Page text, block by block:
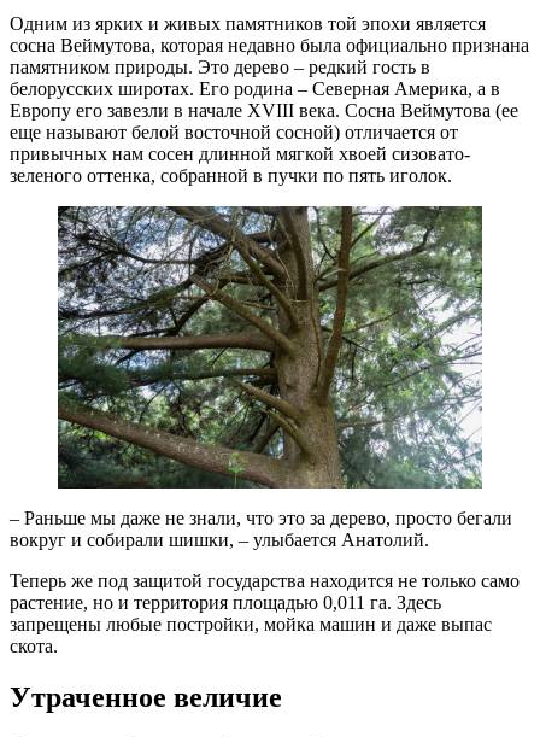
Одним из ярких и живых памятников той эпохи является
сосна Веймутова, которая недавно была официально признана
памятником природы. Это дерево – редкий гость в
белорусских широтах. Его родина – Северная Америка, а в
Европу его завезли в начале XVIII века. Сосна Веймутова (ее
еще называют белой восточной сосной) отличается от
привычных нам сосен длинной мягкой хвоей сизовато-
зеленого оттенка, собранной в пучки по пять иголок.
– Раньше мы даже не знали, что это за дерево, просто бегали
вокруг и собирали шишки, – улыбается Анатолий.
Теперь же под защитой государства находится не только само
растение, но и территория площадью 0,011 га. Здесь
запрещены любые постройки, мойка машин и даже выпас
скота.
Утраченное величие